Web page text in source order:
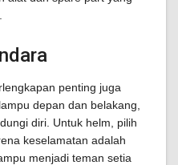
penting juga
depan dan belakang,
diri. Untuk helm, pilih
keselamatan adalah
menjadi teman setia